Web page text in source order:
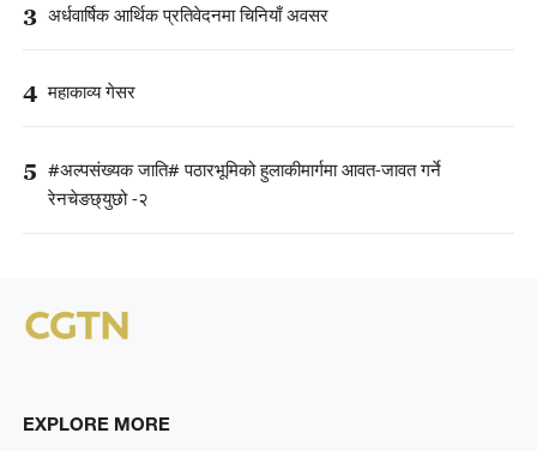
3 अर्धवार्षिक आर्थिक प्रतिवेदनमा चिनियाँ अवसर
4 महाकाव्य गेसर
5 #अल्पसंख्यक जाति# पठारभूमिको हुलाकीमार्गमा आवत-जावत गर्ने
रेनचेङछ्युछो -२
EXPLORE MORE